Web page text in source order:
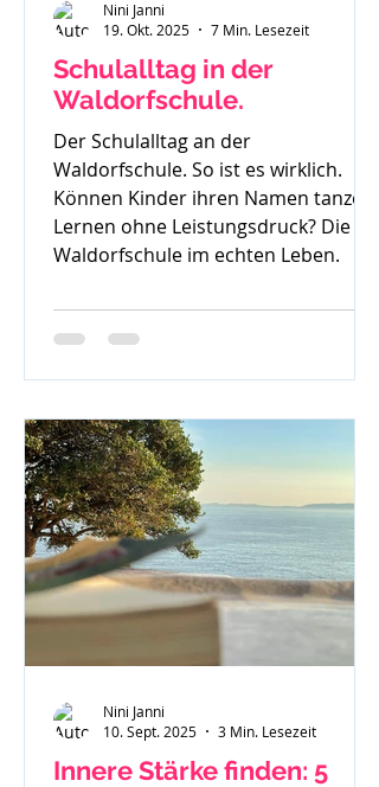
Schulalltag in der
Waldorfschule.
Der Schulalltag an der
Waldorfschule. So ist es wirklich.
Können Kinder ihren Namen tanzen?
Lernen ohne Leistungsdruck? Die
Waldorfschule im echten Leben.
Nini Janni
19. Okt. 2025
7 Min. Lesezeit
Innere Stärke finden: 5
Nini Janni
10. Sept. 2025
3 Min. Lesezeit